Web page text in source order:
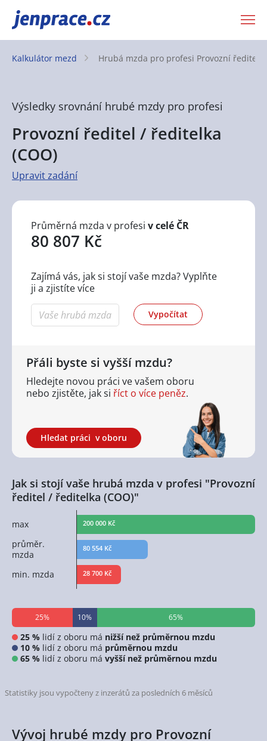
JenPráce.cz
Kalkulátor mezd Hrubá mzda pro profesi Provozní ředitel
Výsledky srovnání hrubé mzdy pro profesi
Provozní ředitel / ředitelka
(COO)
Upravit zadání
Průměrná mzda v profesi v celé ČR
80 807 Kč
Zajímá vás, jak si stojí vaše mzda? Vyplňte
ji a zjistíte více
Vypočítat
Přáli byste si vyšší mzdu?
Hledejte novou práci ve vašem oboru
nebo zjistěte, jak si říct o více peněz.
Hledat práci v oboru
Jak si stojí vaše hrubá mzda v profesi "Provozní
ředitel / ředitelka (COO)"
max 200 000 Kč
průměr.
mzda
80 554 Kč
min. mzda 28 700 Kč
25% 10% 65%
25 % lidí z oboru má nižší než průměrnou mzdu
10 % lidí z oboru má průměrnou mzdu
65 % lidí z oboru má vyšší než průměrnou mzdu
Statistiky jsou vypočteny z inzerátů za posledních 6 měsíců
Vývoj hrubé mzdy pro Provozní